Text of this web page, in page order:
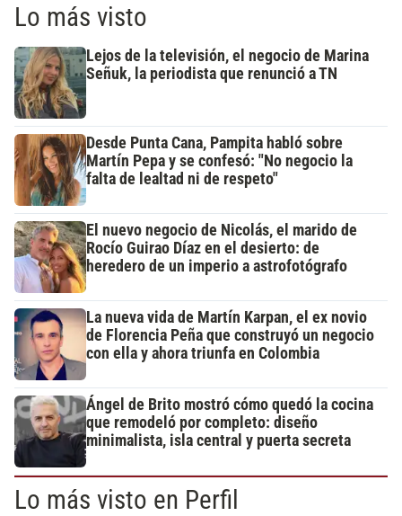
Lo más visto
Lejos de la televisión, el negocio de Marina
Señuk, la periodista que renunció a TN
Desde Punta Cana, Pampita habló sobre
Martín Pepa y se confesó: "No negocio la
falta de lealtad ni de respeto"
El nuevo negocio de Nicolás, el marido de
Rocío Guirao Díaz en el desierto: de
heredero de un imperio a astrofotógrafo
La nueva vida de Martín Karpan, el ex novio
de Florencia Peña que construyó un negocio
con ella y ahora triunfa en Colombia
Ángel de Brito mostró cómo quedó la cocina
que remodeló por completo: diseño
minimalista, isla central y puerta secreta
Lo más visto en Perfil